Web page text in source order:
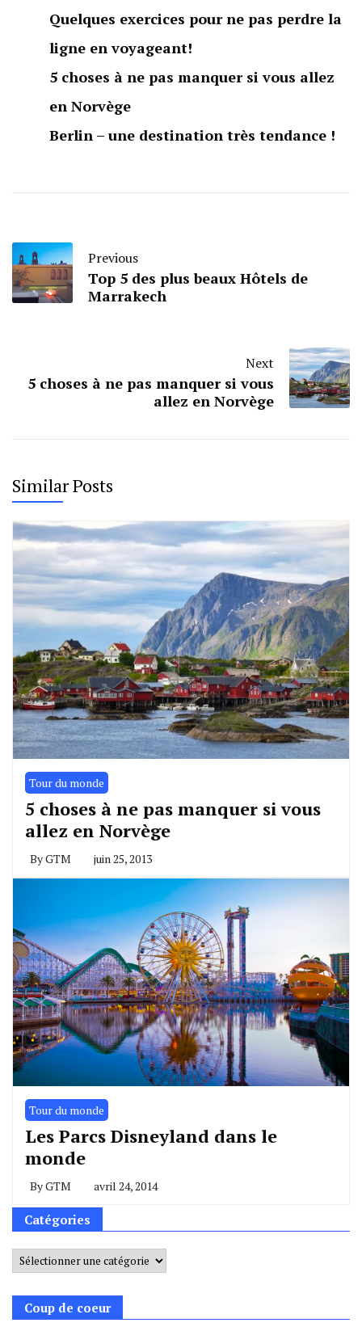
Quelques exercices pour ne pas perdre la
ligne en voyageant!
5 choses à ne pas manquer si vous allez
en Norvège
Berlin – une destination très tendance !
Previous
Top 5 des plus beaux Hôtels de
Marrakech
Next
5 choses à ne pas manquer si vous
allez en Norvège
Similar Posts
Tour du monde
5 choses à ne pas manquer si vous
allez en Norvège
ByGTM juin 25, 2013
Tour du monde
Les Parcs Disneyland dans le
monde
ByGTM avril 24, 2014
Catégories
Catégories
Coup de coeur